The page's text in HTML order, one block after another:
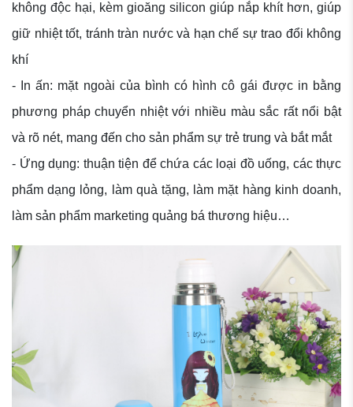
không độc hại, kèm gioăng silicon giúp nắp khít hơn, giúp
giữ nhiệt tốt, tránh tràn nước và hạn chế sự trao đổi không
khí
- In ấn: mặt ngoài của bình có hình cô gái được in bằng
phương pháp chuyển nhiệt với nhiều màu sắc rất nổi bật
và rõ nét, mang đến cho sản phẩm sự trẻ trung và bắt mắt
- Ứng dụng: thuận tiện để chứa các loại đồ uống, các thực
phẩm dạng lỏng, làm quà tặng, làm mặt hàng kinh doanh,
làm sản phẩm marketing quảng bá thương hiệu…